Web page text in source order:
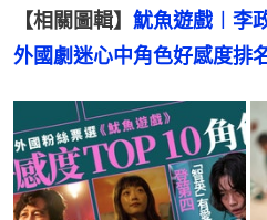
【相關圖輯】 魷魚遊戲︱李
外國劇迷心中角色好感度排